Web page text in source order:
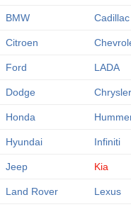
BMW Cadillac
Citroen
Ford LADA
Dodge Chrysler
Honda
Hyundai Infiniti
Jeep Kia
Land Rover Lexus